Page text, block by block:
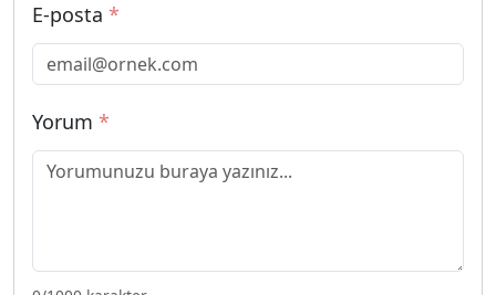
E-posta *
Yorum *